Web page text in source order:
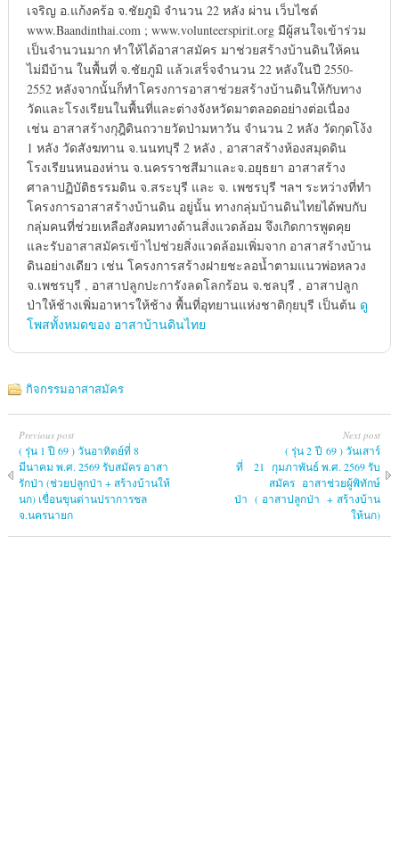
เจริญ อ.แก้งคร้อ จ.ชัยภูมิ จำนวน 22 หลัง ผ่าน เว็บไซต์
www.Baandinthai.com ; www.volunteerspirit.org มีผู้สนใจเข้าร่วม
เป็นจำนวนมาก ทำให้ได้อาสาสมัคร มาช่วยสร้างบ้านดินให้คน
ไม่มีบ้าน ในพื้นที่ จ.ชัยภูมิ แล้วเสร็จจำนวน 22 หลังในปี 2550-
2552 หลังจากนั้นก็ทำโครงการอาสาช่วยสร้างบ้านดินให้กับทาง
วัดและโรงเรียนในพื้นที่และต่างจังหวัดมาตลอดอย่างต่อเนื่อง
เช่น อาสาสร้างกุฎิดินถวายวัดป่ามหาวัน จำนวน 2 หลัง วัดกุดโง้ง
1 หลัง วัดสังฆทาน จ.นนทบุรี 2 หลัง , อาสาสร้างห้องสมุดดิน
โรงเรียนหนองห่าน จ.นครราชสีมาและจ.อยุธยา อาสาสร้าง
ศาลาปฏิบัติธรรมดิน จ.สระบุรี และ จ. เพชรบุรี ฯลฯ ระหว่างที่ทำ
โครงการอาสาสร้างบ้านดิน อยู่นั้น ทางกลุ่มบ้านดินไทยได้พบกับ
กลุ่มคนที่ช่วยเหลือสังคมทางด้านสิ่งแวดล้อม จึงเกิดการพูดคุย
และรับอาสาสมัครเข้าไปช่วยสิ่งแวดล้อมเพิ่มจาก อาสาสร้างบ้าน
ดินอย่างเดียว เช่น โครงการสร้างฝายชะลอน้ำตามแนวพ่อหลวง
จ.เพชรบุรี , อาสาปลูกปะการังลดโลกร้อน จ.ชลบุรี , อาสาปลูก
ป่าให้ช้างเพิ่มอาหารให้ช้าง พื้นที่อุทยานแห่งชาติกุยบุรี เป็นต้น ดู
โพสทั้งหมดของ อาสาบ้านดินไทย
กิจกรรมอาสาสมัคร
Previous post
( รุ่น 1 ปี 69 ) วันอาทิตย์ที่ 8
มีนาคม พ.ศ. 2569 รับสมัคร อาสา
รักป่า (ช่วยปลูกป่า + สร้างบ้านให้
นก) เขื่อนขุนด่านปราการชล
จ.นครนายก
Next post
( รุ่น 2 ปี 69 ) วันเสาร์
ที่ 21 กุมภาพันธ์ พ.ศ. 2569 รับ
สมัคร อาสาช่วยผู้พิทักษ์
ป่า ( อาสาปลูกป่า + สร้างบ้าน
ให้นก)